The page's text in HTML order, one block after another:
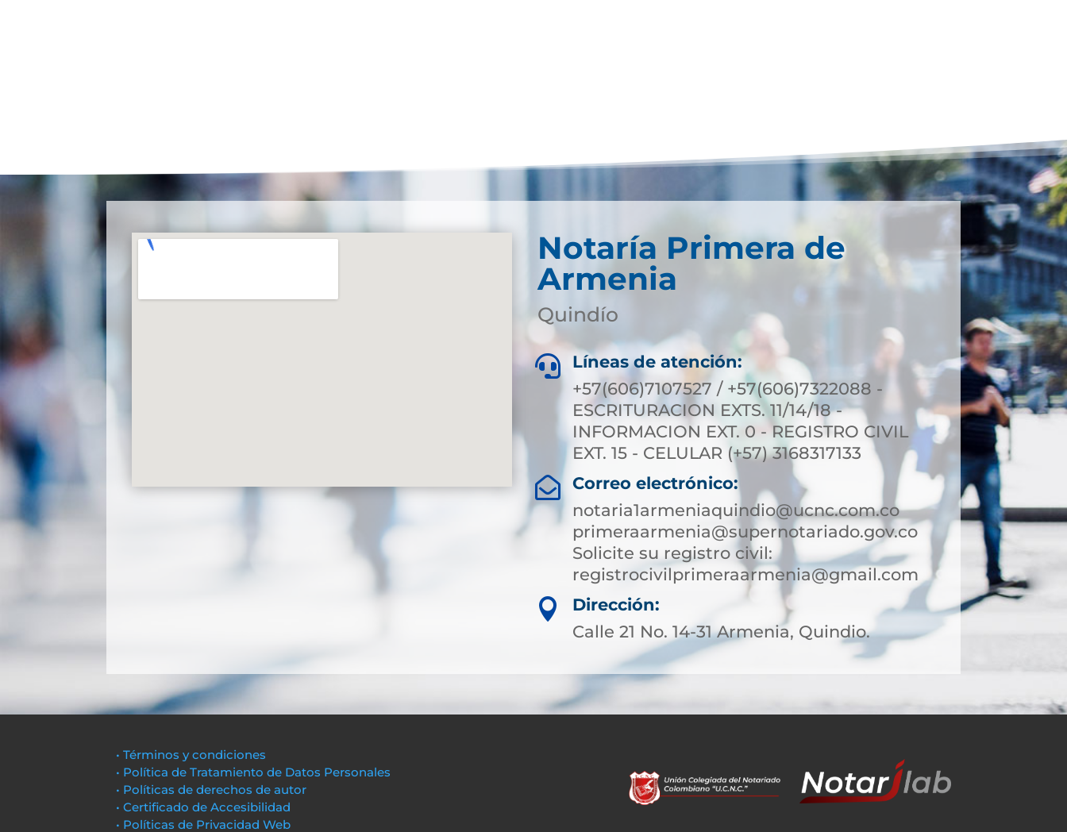
Notaría Primera de
Armenia
Quindío

Líneas de atención:
+57(606)7107527 / +57(606)7322088 -
ESCRITURACION EXTS. 11/14/18 -
INFORMACION EXT. 0 - REGISTRO CIVIL
EXT. 15 - CELULAR (+57) 3168317133

Correo electrónico:
notaria1armeniaquindio@ucnc.com.co
primeraarmenia@supernotariado.gov.co
Solicite su registro civil:
registrocivilprimeraarmenia@gmail.com

Dirección:
Calle 21 No. 14-31 Armenia, Quindio.
• Términos y condiciones
• Política de Tratamiento de Datos Personales
• Políticas de derechos de autor
• Certificado de Accesibilidad
• Políticas de Privacidad Web